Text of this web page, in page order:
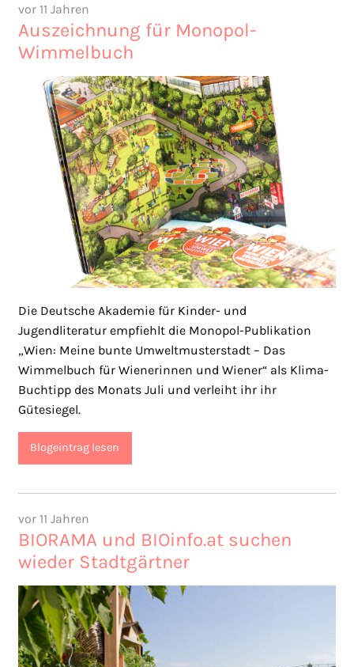
vor 11 Jahren
Auszeichnung für Monopol-
Wimmelbuch
Die Deutsche Akademie für Kinder- und
Jugendliteratur empfiehlt die Monopol-Publikation
„Wien: Meine bunte Umweltmusterstadt – Das
Wimmelbuch für Wienerinnen und Wiener“ als Klima-
Buchtipp des Monats Juli und verleiht ihr ihr
Gütesiegel.
Blogeintrag lesen
vor 11 Jahren
BIORAMA und BIOinfo.at suchen
wieder Stadtgärtner